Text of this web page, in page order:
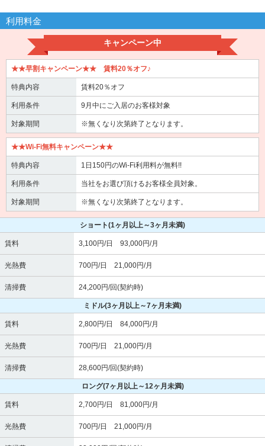
利用料金
キャンペーン中
★★早割キャンペーン★★ 賃料20％オフ♪
特典内容 賃料20％オフ
利用条件 9月中にご入居のお客様対象
対象期間 ※無くなり次第終了となります。
★★Wi-Fi無料キャンペーン★★
特典内容 1日150円のWi-Fi利用料が無料!!
利用条件 当社をお選び頂けるお客様全員対象。
対象期間 ※無くなり次第終了となります。
ショート(1ヶ月以上～3ヶ月未満)
賃料 3,100円/日 93,000円/月
光熱費 700円/日 21,000円/月
清掃費 24,200円/回(契約時)
ミドル(3ヶ月以上～7ヶ月未満)
賃料 2,800円/日 84,000円/月
光熱費 700円/日 21,000円/月
清掃費 28,600円/回(契約時)
ロング(7ヶ月以上～12ヶ月未満)
賃料 2,700円/日 81,000円/月
光熱費 700円/日 21,000円/月